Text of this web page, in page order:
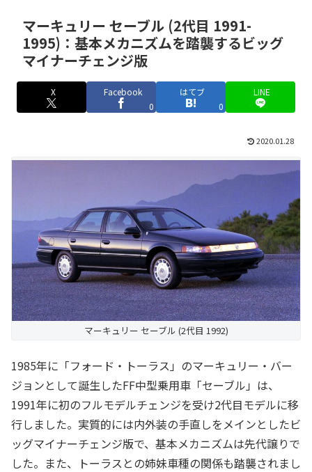
マーキュリー セーブル (2代目 1991-
1995)：基本メカニズムを踏襲するビッグ
マイナーチェンジ版
X
Facebook
0
はてブ
0
LINE
2020.01.28
マーキュリー セーブル (2代目 1992)
1985年に「フォード・トーラス」のマーキュリー・バー
ジョンとして誕生したFF中型乗用車「セーブル」は、
1991年に初のフルモデルチェンジを受け2代目モデルに移
行しました。実質的には内外装の手直しをメインとしたビ
ッグマイナーチェンジ版で、基本メカニズムは先代譲りで
した。また、トーラスとの姉妹車種の関係も踏襲されまし